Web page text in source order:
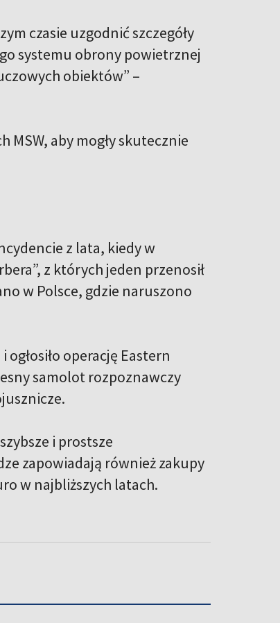
czasie uzgodnić szczegóły
systemu obrony powietrznej
obiektów” –
aby mogły skutecznie
z lata, kiedy w
z których jeden przenosił
w Polsce, gdzie naruszono
operację Eastern
samolot rozpoznawczy
i prostsze
zapowiadają również zakupy
w najbliższych latach.